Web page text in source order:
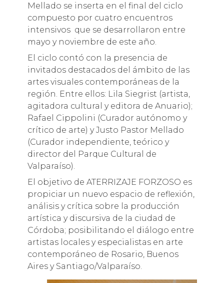
Mellado se inserta en el final del ciclo
compuesto por cuatro encuentros
intensivos que se desarrollaron entre
mayo y noviembre de este año.
El ciclo contó con la presencia de
invitados destacados del ámbito de las
artes visuales contemporáneas de la
región. Entre ellos: Lila Siegrist (artista,
agitadora cultural y editora de Anuario);
Rafael Cippolini (Curador autónomo y
crítico de arte) y Justo Pastor Mellado
(Curador independiente, teórico y
director del Parque Cultural de
Valparaíso).
El objetivo de ATERRIZAJE FORZOSO es
propiciar un nuevo espacio de reflexión,
análisis y crítica sobre la producción
artística y discursiva de la ciudad de
Córdoba; posibilitando el diálogo entre
artistas locales y especialistas en arte
contemporáneo de Rosario, Buenos
Aires y Santiago/Valparaíso.